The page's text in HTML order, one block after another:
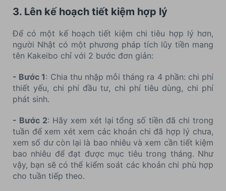
3. Lên kế hoạch tiết kiệm hợp lý
Để có một kế hoạch tiết kiệm chi tiêu hợp lý hơn,
người Nhật có một phương pháp tích lũy tiền mang
tên Kakeibo chỉ với 2 bước đơn giản:
- Bước 1: Chia thu nhập mỗi tháng ra 4 phần: chi phí
thiết yếu, chi phí đầu tư, chi phí tiêu dùng, chi phí
phát sinh.
- Bước 2: Hãy xem xét lại tổng số tiền đã chi trong
tuần để xem xét xem các khoản chi đã hợp lý chưa,
xem số dư còn lại là bao nhiêu và xem cần tiết kiệm
bao nhiêu để đạt được mục tiêu trong tháng. Như
vậy, bạn sẽ có thể kiểm soát các khoản chi phù hợp
cho tuần tiếp theo.